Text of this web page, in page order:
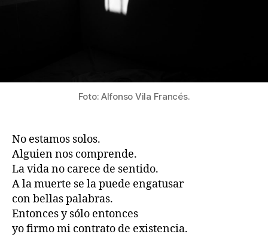
Foto: Alfonso Vila Francés.
No estamos solos.
Alguien nos comprende.
La vida no carece de sentido.
A la muerte se la puede engatusar
con bellas palabras.
Entonces y sólo entonces
yo firmo mi contrato de existencia.